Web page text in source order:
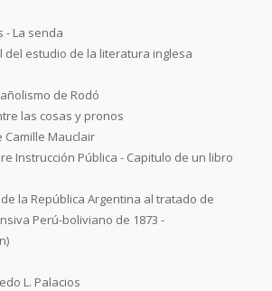
- La senda
del estudio de la literatura inglesa
de Rodó
las cosas y pronos
Camille Mauclair
Instrucción Pública - Capitulo de un libro
la República Argentina al tratado de
Perú-boliviano de 1873 -
L. Palacios